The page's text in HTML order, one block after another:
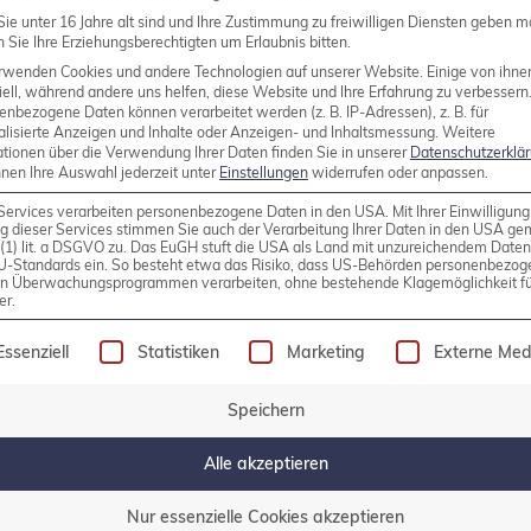
Komponenten, die für das Management
Bereiche bereits vorinstalliert und
werden. Selbst gestandene PostgreSQL®-
wird. Neu in […]
unter 16 Jahre alt sind und Ihre Zustimmung zu freiwilligen Diensten geben
Sie Ihre Erziehungsberechtigten um Erlaubnis bitten.
Cookies und andere Technologien auf unserer Website. Einige von
während andere uns helfen, diese Website und Ihre Erfahrung zu verbessern.
Daten können verarbeitet werden (z. B. IP-Adressen), z. B. für
Anzeigen und Inhalte oder Anzeigen- und Inhaltsmessung. Weitere
über die Verwendung Ihrer Daten finden Sie in unserer
Ihre Auswahl jederzeit unter Einstellungen widerrufen oder anpassen.
verarbeiten personenbezogene Daten in den USA. Mit Ihrer
dieser Services stimmen Sie auch der Verarbeitung Ihrer Daten in den USA
lit. a DSGVO zu. Das EuGH stuft die USA als Land mit unzureichendem
Standards ein. So besteht etwa das Risiko, dass US-Behörden
Überwachungsprogrammen verarbeiten, ohne bestehende Klagemöglichkeit
eine Liste der Service-Gruppen, für die eine
Statistiken Marketing Externe
Speichern
Alle akzeptieren
Nur essenzielle Cookies akzeptieren